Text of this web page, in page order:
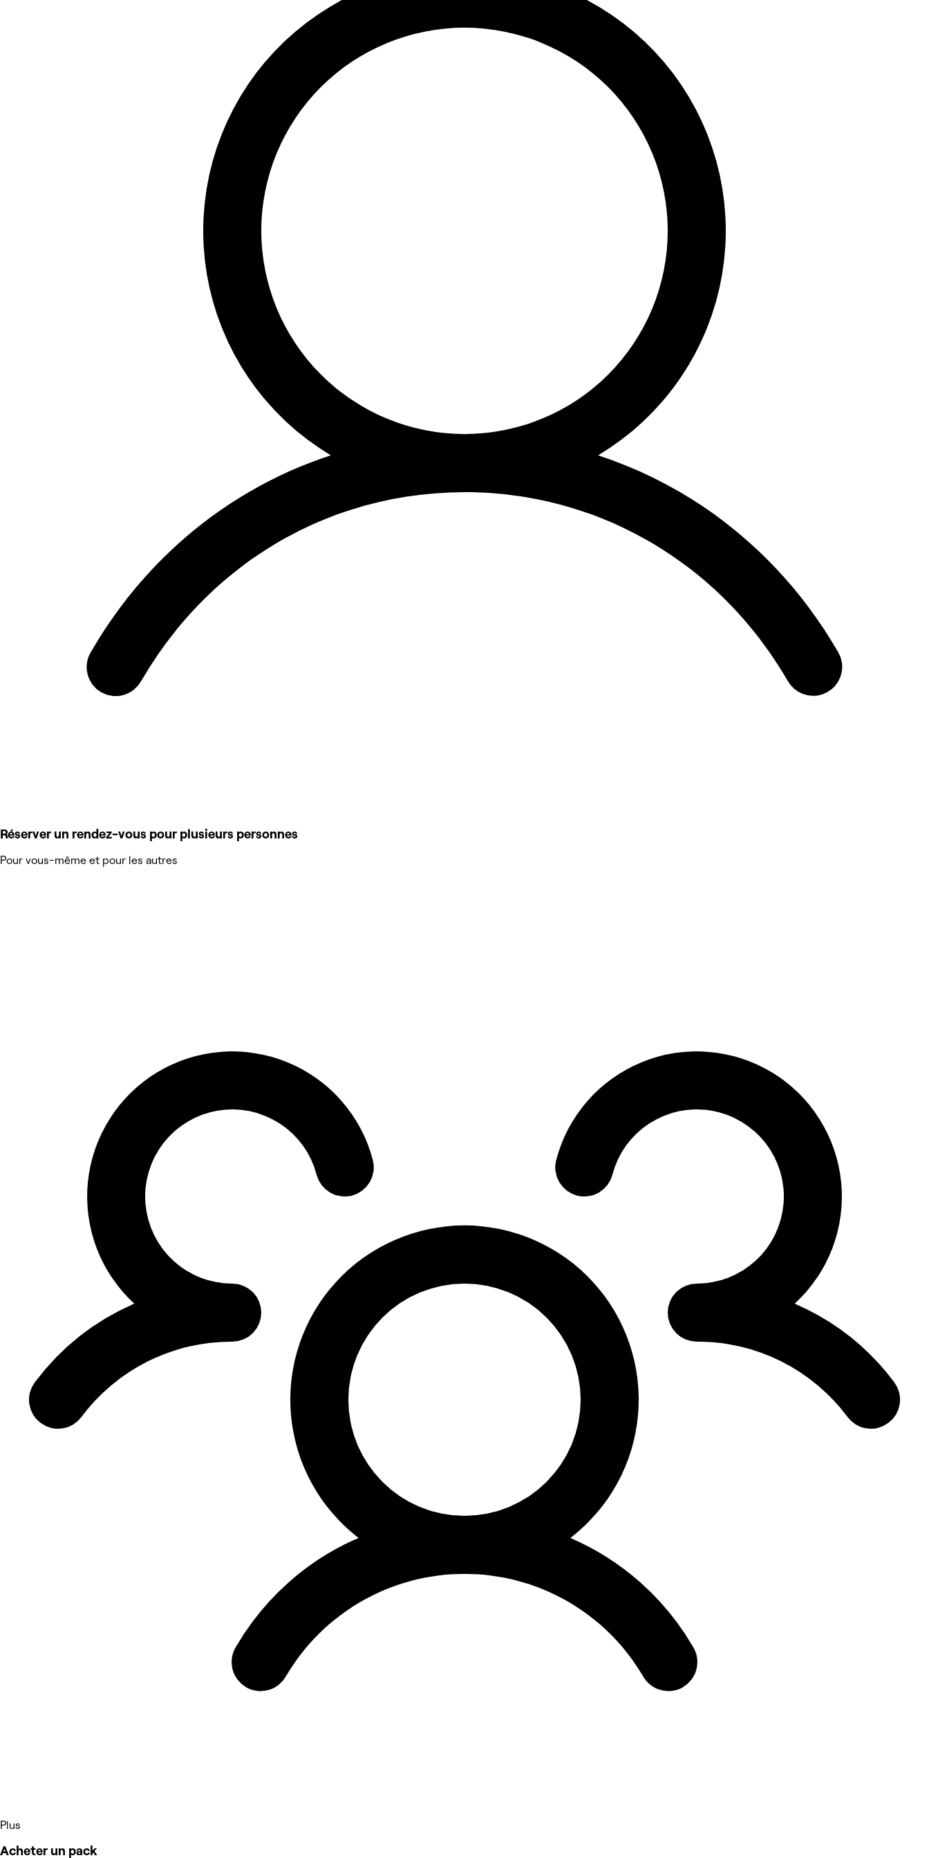
Réserver un rendez-vous pour plusieurs personnes
Pour vous-même et pour les autres
Plus
Acheter un pack